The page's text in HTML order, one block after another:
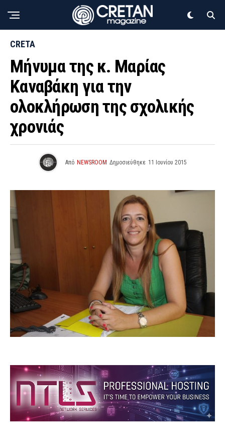
CRETA
Μήνυμα της κ. Μαρίας
Καναβάκη για την
ολοκλήρωση της σχολικής
χρονιάς
Από NEWSROOM Δημοσιεύθηκε 11 Ιουνίου 2015